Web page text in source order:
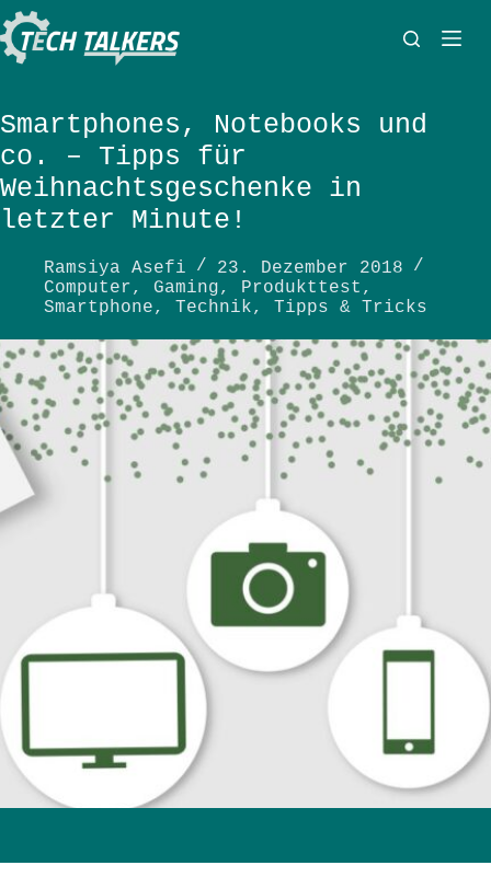
Zum
Inhalt
springen
Smartphones, Notebooks und
co. – Tipps für
Weihnachtsgeschenke in
letzter Minute!
Ramsiya Asefi
23. Dezember 2018
Computer, Gaming, Produkttest ,
Smartphone, Technik, Tipps & Tricks